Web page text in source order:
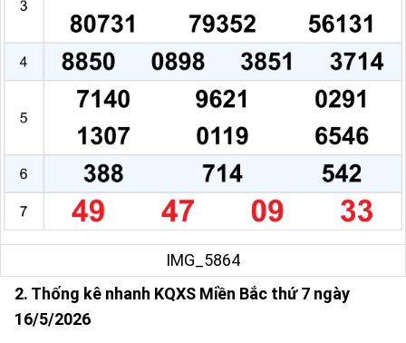
IMG_5864
2. Thống kê nhanh KQXS Miền Bắc thứ 7 ngày
16/5/2026